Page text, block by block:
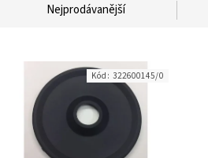
Nejprodávanější
Kód: 322600145/0